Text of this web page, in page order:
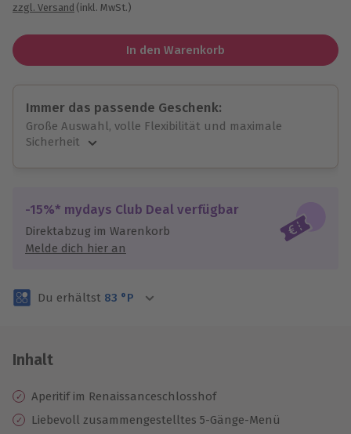
zzgl. Versand (inkl. MwSt.)
In den Warenkorb
Immer das passende Geschenk:
Große Auswahl, volle Flexibilität und maximale
Sicherheit
Jeder Gutschein für alle Erlebnisse einlösbar.
Maximale Sicherheit
3 Jahre gültig & verlängerbar.
-15%* mydays Club Deal verfügbar
Direktabzug im Warenkorb
Melde dich hier an
Du erhältst 83 °P
Inhalt
Aperitif im Renaissanceschlosshof
Liebevoll zusammengestelltes 5-Gänge-Menü